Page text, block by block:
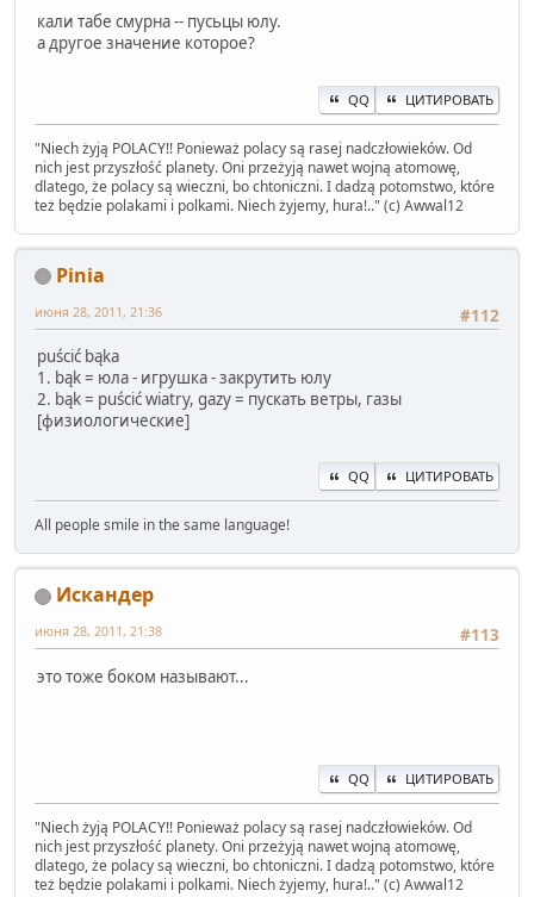
кали табе смурна -- пусьцы юлу.
а другое значение которое?
QQ ЦИТИРОВАТЬ
" Niech żyją POLACY!! Ponieważ polacy są rasej nadczłowieków. Od
nich jest przyszłość planety. Oni przeżyją nawet wojną atomowę,
dlatego, że polacy są wieczni, bo chtoniczni. I dadzą potomstwo, które
też będzie polakami i polkami. Niech żyjemy, hura!.." (c) Awwal12
Pinia
#112
июня 28, 2011, 21:36
puścić bąka
1. bąk = юла - игрушка - закрутить юлу
2. bąk = puścić wiatry, gazy = пускать ветры, газы
[физиологические]
QQ ЦИТИРОВАТЬ
All people smile in the same language!
Искандер
#113
июня 28, 2011, 21:38
это тоже боком называют...
QQ ЦИТИРОВАТЬ
" Niech żyją POLACY!! Ponieważ polacy są rasej nadczłowieków. Od
nich jest przyszłość planety. Oni przeżyją nawet wojną atomowę,
dlatego, że polacy są wieczni, bo chtoniczni. I dadzą potomstwo, które
też będzie polakami i polkami. Niech żyjemy, hura!.." (c) Awwal12